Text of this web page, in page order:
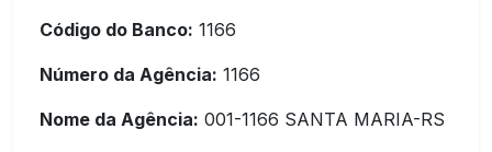
Código do Banco: 1166
Número da Agência: 1166
Nome da Agência: 001-1166 SANTA MARIA-RS